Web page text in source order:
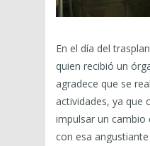
En el día del
quien recibió un
agradece que se
actividades, ya que
impulsar un cambio
con esa